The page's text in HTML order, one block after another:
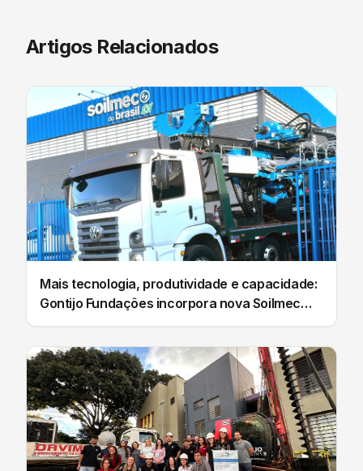
Artigos Relacionados
Mais tecnologia, produtividade e capacidade:
Gontijo Fundações incorpora nova Soilmec
SM-14